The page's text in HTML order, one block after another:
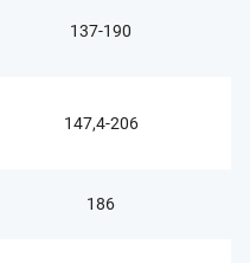
137-190
147,4-206
186